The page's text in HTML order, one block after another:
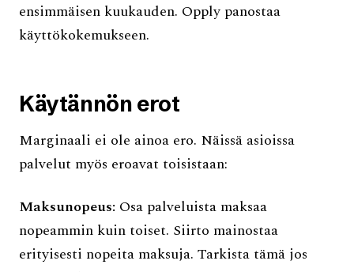
ensimmäisen kuukauden. Opply panostaa
käyttökokemukseen.
Käytännön erot
Marginaali ei ole ainoa ero. Näissä asioissa
palvelut myös eroavat toisistaan:
Maksunopeus: Osa palveluista maksaa
nopeammin kuin toiset. Siirto mainostaa
erityisesti nopeita maksuja. Tarkista tämä jos